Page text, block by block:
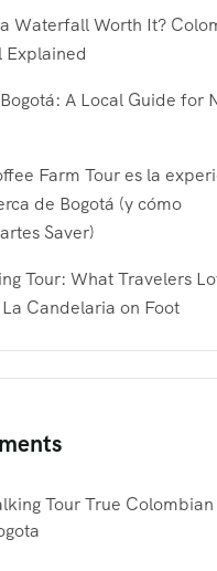
Waterfall Worth It?
Explained
A Local Guide for
Farm Tour es la
de Bogotá (y cómo
Saver)
Tour: What Travelers
Candelaria on Foot
Tour True Colombian